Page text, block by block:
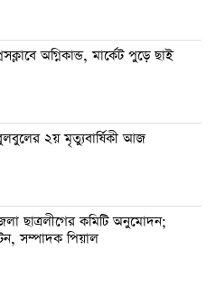
অগ্নিকান্ড, মার্কেট পুড়ে ছাই
২য় মৃত্যুবার্ষিকী আজ
ছাত্রলীগের কমিটি অনুমোদন;
সম্পাদক পিয়াল